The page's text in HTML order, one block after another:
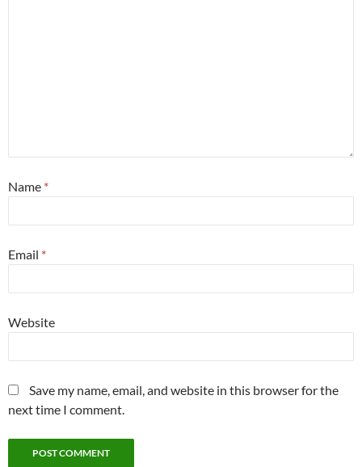
Name *
Email *
Website
Save my name, email, and website in this browser for the
next time I comment.